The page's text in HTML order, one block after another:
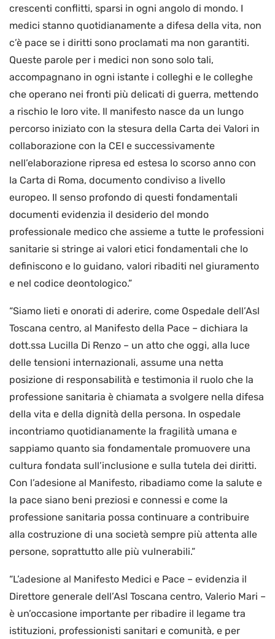
crescenti conflitti, sparsi in ogni angolo di mondo. I
medici stanno quotidianamente a difesa della vita, non
c’è pace se i diritti sono proclamati ma non garantiti.
Queste parole per i medici non sono solo tali,
accompagnano in ogni istante i colleghi e le colleghe
che operano nei fronti più delicati di guerra, mettendo
a rischio le loro vite. Il manifesto nasce da un lungo
percorso iniziato con la stesura della Carta dei Valori in
collaborazione con la CEI e successivamente
nell’elaborazione ripresa ed estesa lo scorso anno con
la Carta di Roma, documento condiviso a livello
europeo. Il senso profondo di questi fondamentali
documenti evidenzia il desiderio del mondo
professionale medico che assieme a tutte le professioni
sanitarie si stringe ai valori etici fondamentali che lo
definiscono e lo guidano, valori ribaditi nel giuramento
e nel codice deontologico.”
“Siamo lieti e onorati di aderire, come Ospedale dell’Asl
Toscana centro, al Manifesto della Pace – dichiara la
dott.ssa Lucilla Di Renzo – un atto che oggi, alla luce
delle tensioni internazionali, assume una netta
posizione di responsabilità e testimonia il ruolo che la
professione sanitaria è chiamata a svolgere nella difesa
della vita e della dignità della persona. In ospedale
incontriamo quotidianamente la fragilità umana e
sappiamo quanto sia fondamentale promuovere una
cultura fondata sull’inclusione e sulla tutela dei diritti.
Con l’adesione al Manifesto, ribadiamo come la salute e
la pace siano beni preziosi e connessi e come la
professione sanitaria possa continuare a contribuire
alla costruzione di una società sempre più attenta alle
persone, soprattutto alle più vulnerabili.”
“L’adesione al Manifesto Medici e Pace – evidenzia il
Direttore generale dell’Asl Toscana centro, Valerio Mari –
è un’occasione importante per ribadire il legame tra
istituzioni, professionisti sanitari e comunità, e per